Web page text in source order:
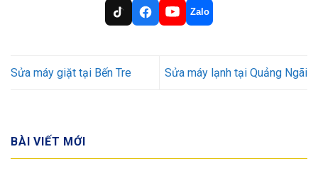
Zalo
Sửa máy giặt tại Bến Tre Sửa máy lạnh tại Quảng Ngãi
BÀI VIẾT MỚI